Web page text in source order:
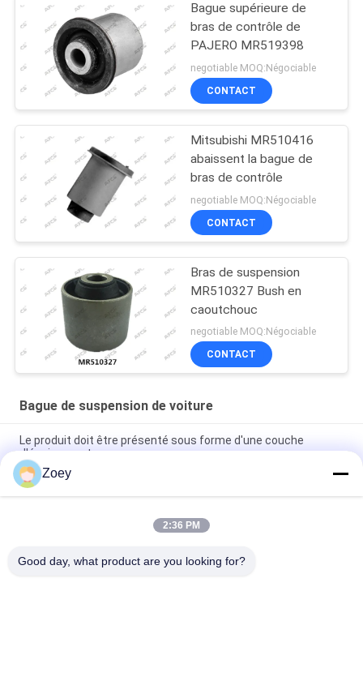
Bague supérieure de
bras de contrôle de
PAJERO MR519398
negotiable MOQ:Négociable
CONTACT
Mitsubishi MR510416
abaissent la bague de
bras de contrôle
negotiable MOQ:Négociable
CONTACT
Bras de suspension
MR510327 Bush en
caoutchouc
negotiable MOQ:Négociable
CONTACT
Bague de suspension de voiture
Le produit doit être présenté sous forme d'une couche
d'équipement.
BAGUE DE BRAS FL3Z3084B FL3Z3085B FL343A188A POUR
FORD F-150 EXTENDED
JOINT DE ROTULE OEM FL3Z3050B FL3Z-3050-C POUR FORD
Zoey
2:36 PM
Good day, what product are you looking for?